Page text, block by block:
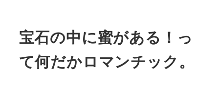
宝石の中に蜜がある！っ
て何だかロマンチック。